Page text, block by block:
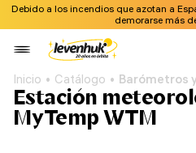
Debido a los incendios que azotan a
demorarse más
Inicio Catálogo Barómetros
Estación
MyTemp WTM